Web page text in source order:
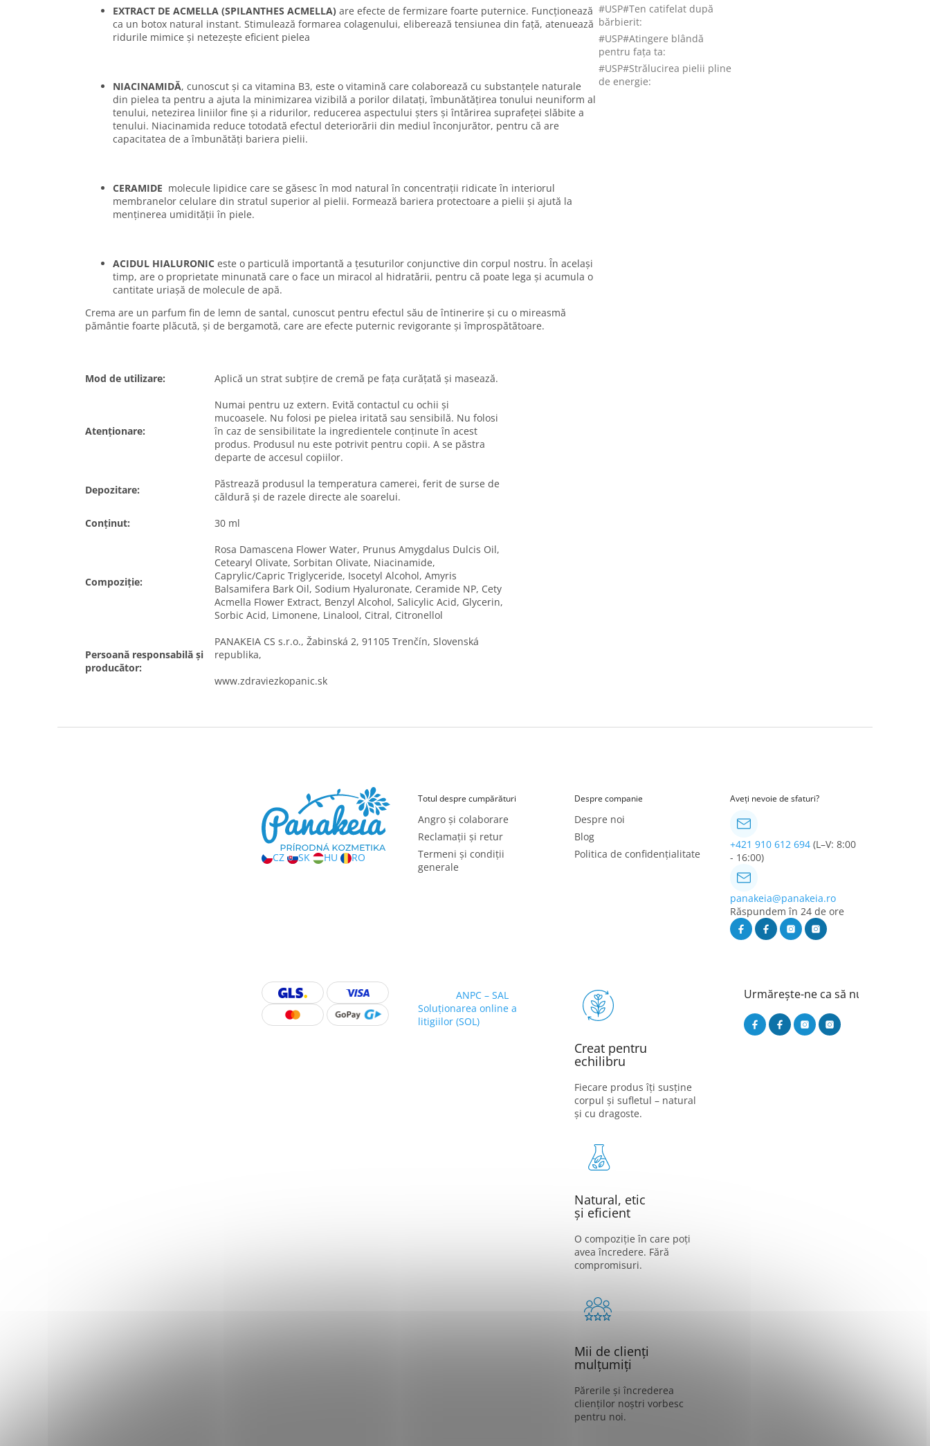
EXTRACT DE ACMELLA (SPILANTHES ACMELLA) are efecte de fermizare foarte puternice. Funcționează
ca un botox natural instant. Stimulează formarea colagenului, eliberează tensiunea din față, atenuează
ridurile mimice și netezește eficient pielea
NIACINAMIDĂ, cunoscut și ca vitamina B3, este o vitamină care colaborează cu substanțele naturale
din pielea ta pentru a ajuta la minimizarea vizibilă a porilor dilatați, îmbunătățirea tonului neuniform al
tenului, netezirea liniilor fine și a ridurilor, reducerea aspectului șters și întărirea suprafeței slăbite a
tenului. Niacinamida reduce totodată efectul deteriorării din mediul înconjurător, pentru că are
capacitatea de a îmbunătăți bariera pielii.
CERAMIDE molecule lipidice care se găsesc în mod natural în concentrații ridicate în interiorul
membranelor celulare din stratul superior al pielii. Formează bariera protectoare a pielii și ajută la
menținerea umidității în piele.
ACIDUL HIALURONIC este o particulă importantă a țesuturilor conjunctive din corpul nostru. În același
timp, are o proprietate minunată care o face un miracol al hidratării, pentru că poate lega și acumula o
cantitate uriașă de molecule de apă.
Crema are un parfum fin de lemn de santal, cunoscut pentru efectul său de întinerire și cu o mireasmă
pământie foarte plăcută, și de bergamotă, care are efecte puternic revigorante și împrospătătoare.
Mod de utilizare: Aplică un strat subțire de cremă pe fața curățată și masează.
Atenționare:
Numai pentru uz extern. Evită contactul cu ochii și
mucoasele. Nu folosi pe pielea iritată sau sensibilă. Nu folosi
în caz de sensibilitate la ingredientele conținute în acest
produs. Produsul nu este potrivit pentru copii. A se păstra
departe de accesul copiilor.
Depozitare:
Păstrează produsul la temperatura camerei, ferit de surse de
căldură și de razele directe ale soarelui.
Conținut:
30 ml
Compoziție:
Rosa Damascena Flower Water, Prunus Amygdalus Dulcis Oil,
Cetearyl Olivate, Sorbitan Olivate, Niacinamide,
Caprylic/Capric Triglyceride, Isocetyl Alcohol, Amyris
Balsamifera Bark Oil, Sodium Hyaluronate, Ceramide NP, Cety
Acmella Flower Extract, Benzyl Alcohol, Salicylic Acid, Glycerin,
Sorbic Acid, Limonene, Linalool, Citral, Citronellol
Persoană responsabilă și
producător:
PANAKEIA CS s.r.o., Žabinská 2, 91105 Trenčín, Slovenská
republika,
www.zdraviezkopanic.sk
#USP#Ten catifelat după
bărbierit:
#USP#Atingere blândă
pentru fața ta:
#USP#Strălucirea pielii pline
de energie:
CZ SK HU RO
Totul despre cumpărături
Angro și colaborare
Reclamații și retur
Termeni și condiții
generale
Despre companie
Despre noi
Blog
Politica de confidențialitate
Aveți nevoie de sfaturi?
+421 910 612 694 (L–V: 8:00
- 16:00)
panakeia@panakeia.ro
Răspundem în 24 de ore
ANPC – SAL
Soluționarea online a
litigiilor (SOL)
Creat pentru
echilibru
Fiecare produs îți susține
corpul și sufletul – natural
și cu dragoste.
Natural, etic
și eficient
O compoziție în care poți
avea încredere. Fără
compromisuri.
Mii de clienți
mulțumiți
Părerile și încrederea
clienților noștri vorbesc
pentru noi.
Urmărește-ne ca să nu ratezi nimic